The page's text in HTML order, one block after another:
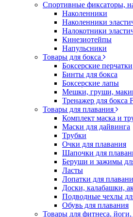
Спортивные фиксаторы,
Наколенники
Наколенники
Налокотники
Кинезиотейпы
Напульсники
Товары для бокса
Боксерские перчатки
Бинты для бокса
Боксерские лапы
Мешки, груши,
Тренажер для бокса
Товары для плавания
Комплект маска и
Маски для дайвинга
Трубки
Очки для плавания
Шапочки для
Беруши и зажимы
Ласты
Лопатки для
Доски, калабашки,
Подводные чехлы
Обувь для плавания
Товары для фитнеса, йоги,